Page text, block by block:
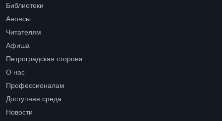
Библиотеки
Анонсы
Читателям
Афиша
Петроградская сторона
О нас
Профессионалам
Доступная среда
Новости